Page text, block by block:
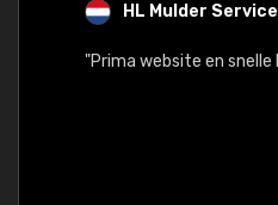
HL Mulder
"Prima website en